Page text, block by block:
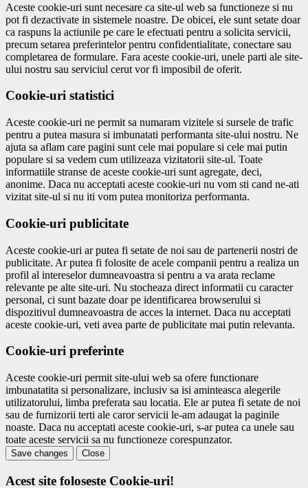
Aceste cookie-uri sunt necesare ca site-ul web sa functioneze si nu
pot fi dezactivate in sistemele noastre. De obicei, ele sunt setate doar
ca raspuns la actiunile pe care le efectuati pentru a solicita servicii,
precum setarea preferintelor pentru confidentialitate, conectare sau
completarea de formulare. Fara aceste cookie-uri, unele parti ale site-
ului nostru sau serviciul cerut vor fi imposibil de oferit.
Cookie-uri statistici
Aceste cookie-uri ne permit sa numaram vizitele si sursele de trafic
pentru a putea masura si imbunatati performanta site-ului nostru. Ne
ajuta sa aflam care pagini sunt cele mai populare si cele mai putin
populare si sa vedem cum utilizeaza vizitatorii site-ul. Toate
informatiile stranse de aceste cookie-uri sunt agregate, deci,
anonime. Daca nu acceptati aceste cookie-uri nu vom sti cand ne-ati
vizitat site-ul si nu iti vom putea monitoriza performanta.
Cookie-uri publicitate
Aceste cookie-uri ar putea fi setate de noi sau de partenerii nostri de
publicitate. Ar putea fi folosite de acele companii pentru a realiza un
profil al intereselor dumneavoastra si pentru a va arata reclame
relevante pe alte site-uri. Nu stocheaza direct informatii cu caracter
personal, ci sunt bazate doar pe identificarea browserului si
dispozitivul dumneavoastra de acces la internet. Daca nu acceptati
aceste cookie-uri, veti avea parte de publicitate mai putin relevanta.
Cookie-uri preferinte
Aceste cookie-uri permit site-ului web sa ofere functionare
imbunatatita si personalizare, inclusiv sa isi aminteasca alegerile
utilizatorului, limba preferata sau locatia. Ele ar putea fi setate de noi
sau de furnizorii terti ale caror servicii le-am adaugat la paginile
noaste. Daca nu acceptati aceste cookie-uri, s-ar putea ca unele sau
toate aceste servicii sa nu functioneze corespunzator.
Save changes Close
Acest site foloseste Cookie-uri!